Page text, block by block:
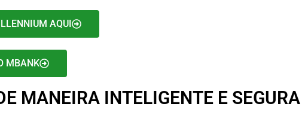
AQUI
MBANK
MANEIRA INTELIGENTE E SEGURA